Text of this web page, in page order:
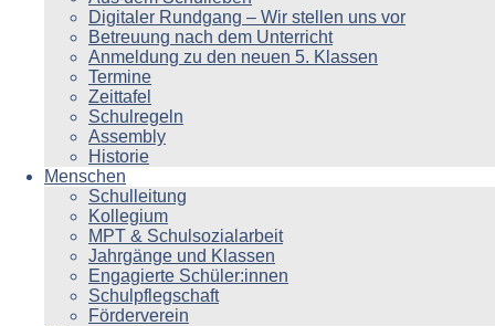
Digitaler Rundgang – Wir stellen uns vor
Betreuung nach dem Unterricht
Anmeldung zu den neuen 5. Klassen
Termine
Zeittafel
Schulregeln
Assembly
Historie
Menschen
Schulleitung
Kollegium
MPT & Schulsozialarbeit
Jahrgänge und Klassen
Engagierte Schüler:innen
Schulpflegschaft
Förderverein